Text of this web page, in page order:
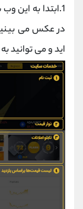
در عکس می
اید و می توانید